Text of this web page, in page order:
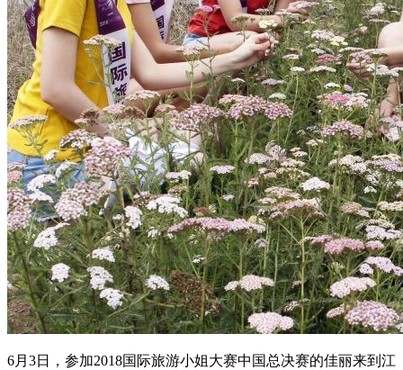
6月3日，参加2018国际旅游小姐大赛中国总决赛的佳丽来到江